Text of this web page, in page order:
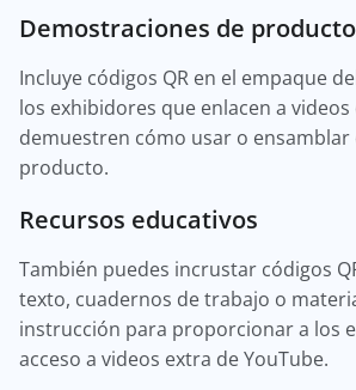
Demostraciones de
Incluye códigos QR en el empaque
los exhibidores que enlacen a
demuestren cómo usar o
producto.
Recursos educativos
También puedes incrustar códigos
texto, cuadernos de trabajo o
instrucción para proporcionar a los
acceso a videos extra de YouTube.